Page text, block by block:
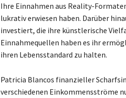
Ihre Einnahmen aus Reality-
lukrativ erwiesen haben. Darüber
investiert, die ihre künstlerische
Einnahmequellen haben es ihr
ihren Lebensstandard zu halten.
Patricia Blancos finanzieller
verschiedenen Einkommensströme